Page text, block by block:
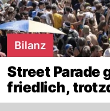
Bilanz
Street Parade
friedlich,